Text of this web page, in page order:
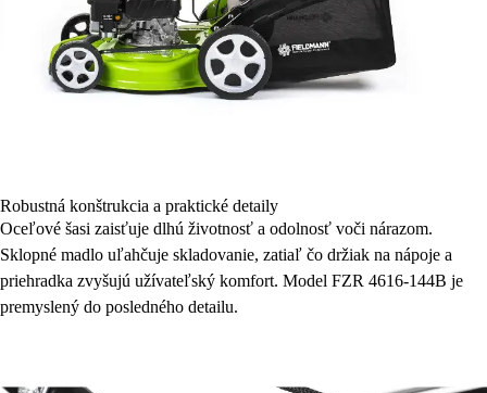
Robustná konštrukcia a praktické detaily
Oceľové šasi zaisťuje dlhú životnosť a odolnosť voči nárazom.
Sklopné madlo uľahčuje skladovanie, zatiaľ čo držiak na nápoje a
priehradka zvyšujú užívateľský komfort. Model FZR 4616-144B je
premyslený do posledného detailu.